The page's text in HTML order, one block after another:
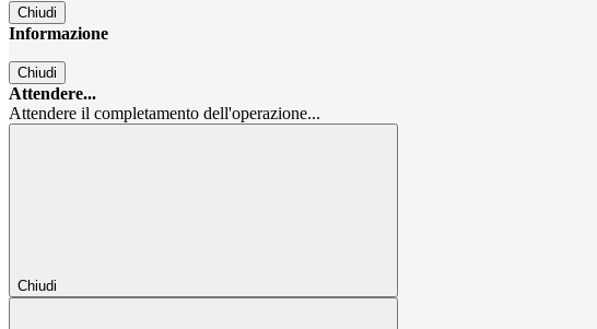
Chiudi
Informazione
Chiudi
Attendere...
Attendere il completamento dell'operazione...
Chiudi